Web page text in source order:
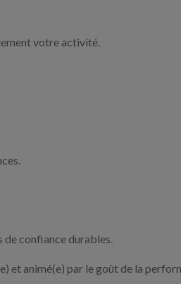
votre activité.
de confiance durables.
et animé(e) par le goût de la